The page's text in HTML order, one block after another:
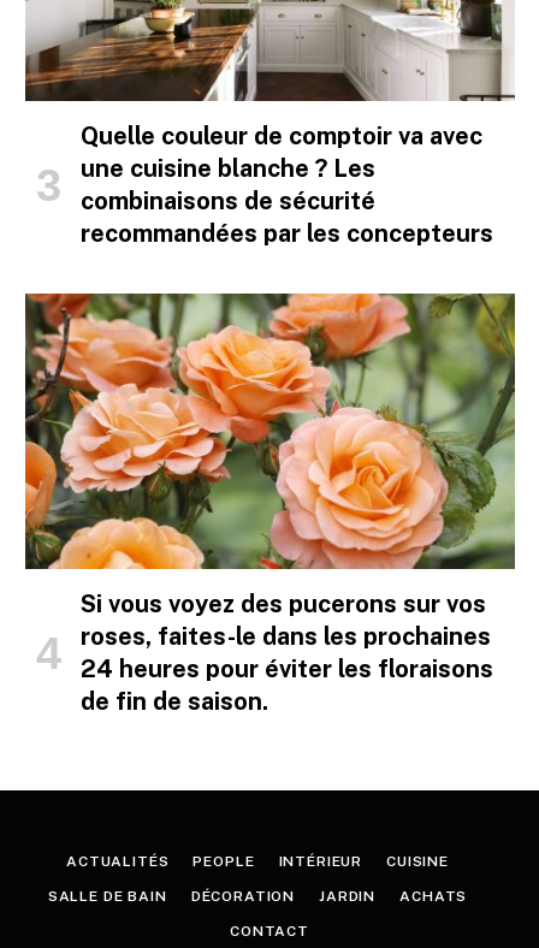
Quelle couleur de comptoir va avec
une cuisine blanche ? Les
combinaisons de sécurité
recommandées par les concepteurs
Si vous voyez des pucerons sur vos
roses, faites-le dans les prochaines
24 heures pour éviter les floraisons
de fin de saison.
ACTUALITÉS PEOPLE INTÉRIEUR CUISINE
SALLE DE BAIN DÉCORATION JARDIN ACHATS
CONTACT